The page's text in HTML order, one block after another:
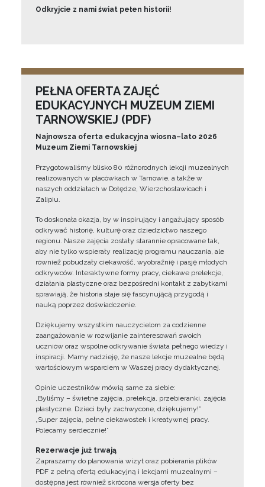
Odkryjcie z nami świat pełen historii!
PEŁNA OFERTA ZAJĘĆ
EDUKACYJNYCH MUZEUM ZIEMI
TARNOWSKIEJ (PDF)
Najnowsza oferta edukacyjna wiosna–lato 2026
Muzeum Ziemi Tarnowskiej
Przygotowaliśmy blisko 80 różnorodnych lekcji muzealnych
realizowanych w placówkach w Tarnowie, a także w
naszych oddziałach w Dołędze, Wierzchosławicach i
Zalipiu.
To doskonała okazja, by w inspirujący i angażujący sposób
odkrywać historię, kulturę oraz dziedzictwo naszego
regionu. Nasze zajęcia zostały starannie opracowane tak,
aby nie tylko wspierały realizację programu nauczania, ale
również pobudzały ciekawość, wyobraźnię i pasję młodych
odkrywców. Interaktywne formy pracy, ciekawe prelekcje,
działania plastyczne oraz bezpośredni kontakt z zabytkami
sprawiają, że historia staje się fascynującą przygodą i
nauką poprzez doświadczenie.
Dziękujemy wszystkim nauczycielom za codzienne
zaangażowanie w rozwijanie zainteresowań swoich
uczniów oraz wspólne odkrywanie świata pełnego wiedzy i
inspiracji. Mamy nadzieję, że nasze lekcje muzealne będą
wartościowym wsparciem w Waszej pracy dydaktycznej.
Opinie uczestników mówią same za siebie:
„Byliśmy – świetne zajęcia, prelekcja, przebieranki, zajęcia
plastyczne. Dzieci były zachwycone, dziękujemy!”
„Super zajęcia, pełne ciekawostek i kreatywnej pracy.
Polecamy serdecznie!”
Rezerwacje już trwają
Zapraszamy do planowania wizyt oraz pobierania plików
PDF z pełną ofertą edukacyjną i lekcjami muzealnymi –
dostępna jest również skrócona wersja oferty bez